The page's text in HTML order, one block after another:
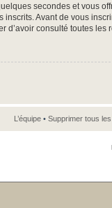
secondes et vous
Avant de vous
d’avoir consulté toutes les
L’équipe • Supprimer tous